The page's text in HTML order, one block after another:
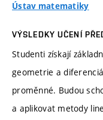
Ústav matematiky
VÝSLEDKY UČENÍ
Studenti získají
geometrie a
proměnné. Budou
a aplikovat metody